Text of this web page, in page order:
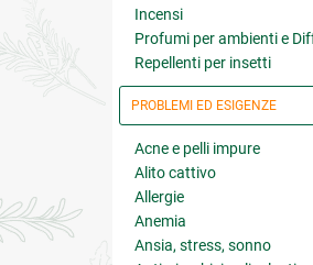
Incensi
Profumi per ambienti e
Repellenti per insetti
PROBLEMI ED ESIGENZE
Acne e pelli impure
Alito cattivo
Allergie
Anemia
Ansia, stress, sonno